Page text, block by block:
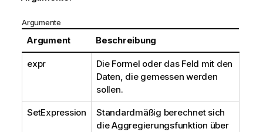
Argumente
Argument Beschreibung
expr
Die Formel oder das Feld mit den
Daten, die gemessen werden
sollen.
SetExpression
Standardmäßig berechnet sich
die Aggregierungsfunktion über